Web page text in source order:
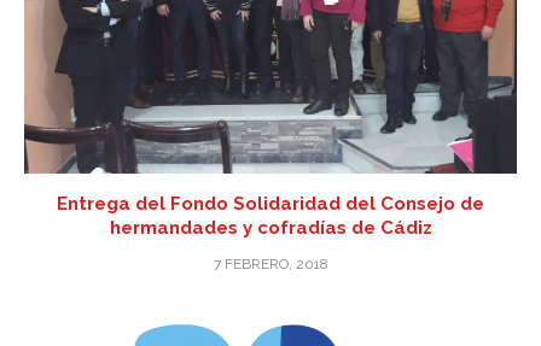
Entrega del Fondo Solidaridad del Consejo de
hermandades y cofradías de Cádiz
7 FEBRERO, 2018